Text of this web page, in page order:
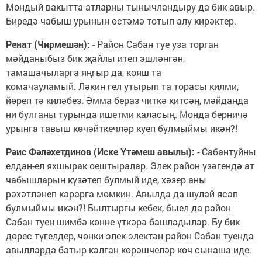
Мондый вакытта атларны тынычландыру да бик авыр.
Биредә чабыш урынын өстәмә тотып алу кирәктер.
Ренат (Чирмешән): - Район Сабан туе уза торган
мәйданыбыз бик җайлы итеп эшләнгән,
тамашачыларга яңгыр да, кояш та
комачауламый. Ләкин гел утырып та торасы килми,
йөреп тә киләбез. Әмма бераз читкә китсәң, мәйданда
ни булганы турында ишетми каласың. Монда берничә
урынга тавыш көчәйткечләр куеп булмыймы икән?!
Рәис Фәләхетдинов (Иске Үтәмеш авылы): - Сабантуйны
елдан-ел яхшырак оештыралар. Элек район үзәгендә ат
чабышларын күзәтеп булмый иде, хәзер аны
рәхәтләнеп карарга мөмкин. Авылда да шулай ясап
булмыймы икән?! Былтыргы кебек, быел да район
Сабан туен шимбә көнне үткәрә башладылар. Бу бик
дөрес түгелдер, чөнки элек-электән район Сабан туенда
авылларда батыр калган көрәшчеләр көч сынаша иде.